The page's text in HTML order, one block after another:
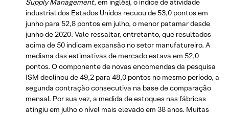
Supply Management, em inglês), o índice de atividade
industrial dos Estados Unidos recuou de 53,0 pontos em
junho para 52,8 pontos em julho, o menor patamar desde
junho de 2020. Vale ressaltar, entretanto, que resultados
acima de 50 indicam expansão no setor manufatureiro. A
mediana das estimativas de mercado estava em 52,0
pontos. O componente de novas encomendas da pesquisa
ISM declinou de 49,2 para 48,0 pontos no mesmo período, a
segunda contração consecutiva na base de comparação
mensal. Por sua vez, a medida de estoques nas fábricas
atingiu em julho o nível mais elevado em 38 anos. Muitas